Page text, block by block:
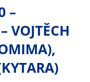
–
VOJTĚCH
nám
umožňují
webu
našich